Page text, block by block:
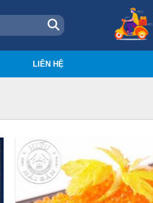
LIÊN HỆ